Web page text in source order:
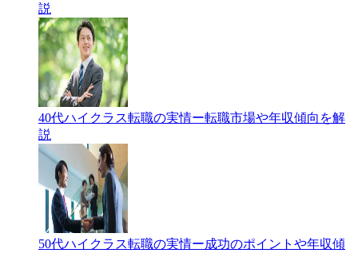
説
40代ハイクラス転職の実情ー転職市場や年収傾向を解
説
50代ハイクラス転職の実情ー成功のポイントや年収傾